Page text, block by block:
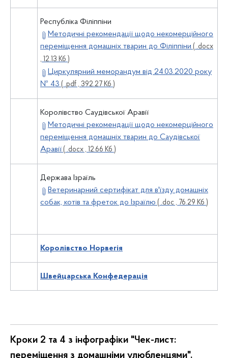
Республіка Філіппіни
Методичні рекомендації щодо некомерційного
переміщення домашніх тварин до Філіппіни ( .docx
, 12.13 Кб )
Циркулярний меморандум від 24.03.2020 року
№ 43 ( .pdf , 392.27 Кб )
Королівство Саудівської Аравії
Методичні рекомендації щодо некомерційного
переміщення домашніх тварин до Саудівської
Аравії ( .docx , 12.66 Кб )
Держава Ізраїль
Ветеринарний сертифікат для в'їзду домашніх
собак, котів та фреток до Ізраїлю ( .doc , 76.29 Кб )
Королівство Норвегія
Швейцарська Конфедерація
Кроки 2 та 4 з інфографіки "Чек-лист:
переміщення з домашніми улюбленцями".